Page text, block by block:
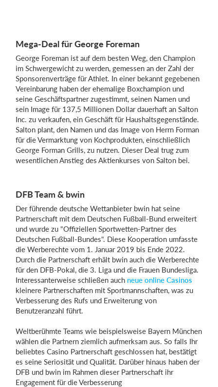
Mega-Deal für George Foreman
George Foreman ist auf dem besten Weg, den Champion
im Schwergewicht zu werden, gemessen an der Zahl der
Sponsorenverträge für Athlet. In einer bekannt gegebenen
Vereinbarung haben der ehemalige Boxchampion und
seine Geschäftspartner zugestimmt, seinen Namen und
sein Image für 137,5 Millionen Dollar dauerhaft an Salton
Inc. zu verkaufen, ein Geschäft für Haushaltsgegenstände.
Salton plant, den Namen und das Image von Herrn Forman
für die Vermarktung von Kochprodukten, einschließlich
George Forman Grills, zu nutzen. Dieser Deal trug zum
wesentlichen Anstieg des Aktienkurses von Salton bei.
DFB Team & bwin
Der führende deutsche Wettanbieter bwin hat seine
Partnerschaft mit dem Deutschen Fußball-Bund erweitert
und wurde zu "Offiziellen Sportwetten-Partner des
Deutschen Fußball-Bundes". Diese Kooperation umfasste
die Werberechte vom 1. Januar 2019 bis Ende 2022.
Durch die Partnerschaft erhält bwin auch die Werberechte
für den DFB-Pokal, die 3. Liga und die Frauen Bundesliga.
Interessanterweise schließen auch neue online Casinos
kleinere Partnerschaften mit Sportmannschaften, was zu
Verbesserung des Rufs und Erweiterung von
Benutzeranzahl führt.
Weltberühmte Teams wie beispielsweise Bayern München
wählen die Partnern ziemlich aufmerksam aus. So falls Ihr
beliebtes Casino Partnerschaft geschlossen hat, bestätigt
es seine Seriosität und Qualität. Darüber hinaus haben der
DFB und bwin im Rahmen dieser Partnerschaft ihr
Engagement für die Verbesserung